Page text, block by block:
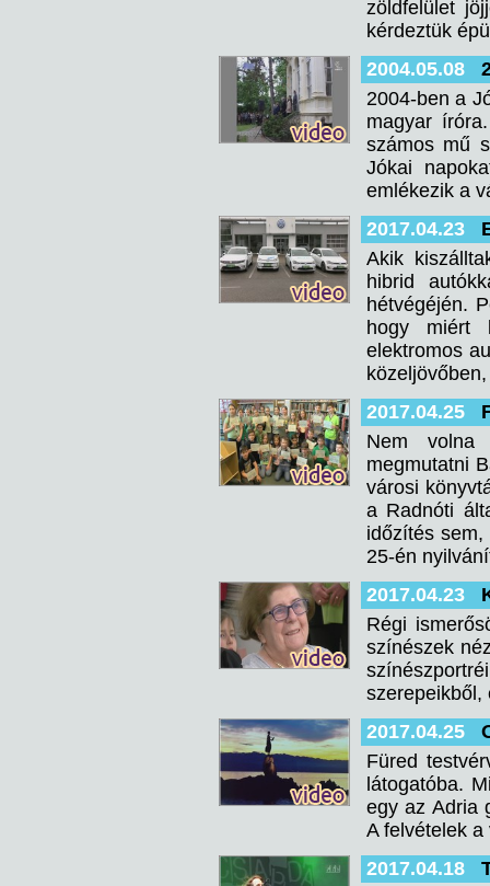
zöldfelület
kérdeztük
2004.05.08
2004-ben a
magyar
számos mű
Jókai
emlékezik a
2017.04.23
Akik
hibrid
hétvégéjén.
hogy miért
elektromos
2017.04.25
Nem volna
megmutatni
városi
a Radnóti
időzítés
25-én
2017.04.23
Régi
színészek
szerepeikből,
2017.04.25
Füred
látogatóba.
egy az Adria
A felvételek
2017.04.18